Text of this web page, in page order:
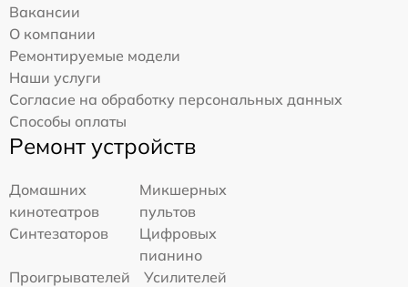
Вакансии
О компании
Ремонтируемые модели
Наши услуги
Согласие на обработку персональных данных
Способы оплаты
Ремонт устройств
Домашних
кинотеатров
Микшерных
пультов
Синтезаторов
Цифровых
пианино
Проигрывателей
Усилителей